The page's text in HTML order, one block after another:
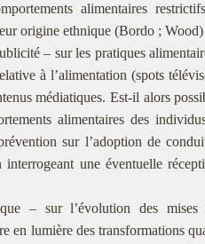
alimentaires
origine ethnique (Bordo ; Wood)
– sur les pratiques
à l’alimentation (spots
médiatiques. Est-il alors
alimentaires des
sur l’adoption de
une éventuelle
– sur l’évolution des mises
en lumière des transformations